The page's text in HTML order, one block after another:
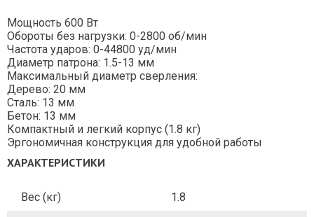
Мощность 600 Вт
Обороты без нагрузки: 0-2800 об/мин
Частота ударов: 0-44800 уд/мин
Диаметр патрона: 1.5-13 мм
Максимальный диаметр сверления:
Дерево: 20 мм
Сталь: 13 мм
Бетон: 13 мм
Компактный и легкий корпус (1.8 кг)
Эргономичная конструкция для удобной работы
ХАРАКТЕРИСТИКИ
Вес (кг) 1.8